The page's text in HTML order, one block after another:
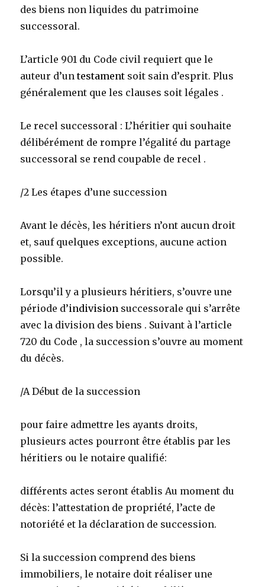
des biens non liquides du patrimoine
successoral.
L’article 901 du Code civil requiert que le
auteur d’untestament soit sain d’esprit. Plus
généralement que les clauses soit légales .
Le recel successoral : L’héritier qui souhaite
délibérément de rompre l’égalité du partage
successoral se rend coupable de recel .
/2 Les étapes d’une succession
Avant le décès, les héritiers n’ont aucun droit
et, sauf quelques exceptions, aucune action
possible.
Lorsqu’il y a plusieurs héritiers, s’ouvre une
période d’indivision successorale qui s’arrête
avec la division des biens . Suivant à l’article
720 du Code , la succession s’ouvre au moment
du décès.
/A Début de la succession
pour faire admettre les ayants droits,
plusieurs actes pourront être établis par les
héritiers ou le notaire qualifié:
différents actes seront établis Au moment du
décès: l’attestation de propriété, l’acte de
notoriété et la déclaration de succession.
Si la succession comprend des biens
immobiliers, le notaire doit réaliser une